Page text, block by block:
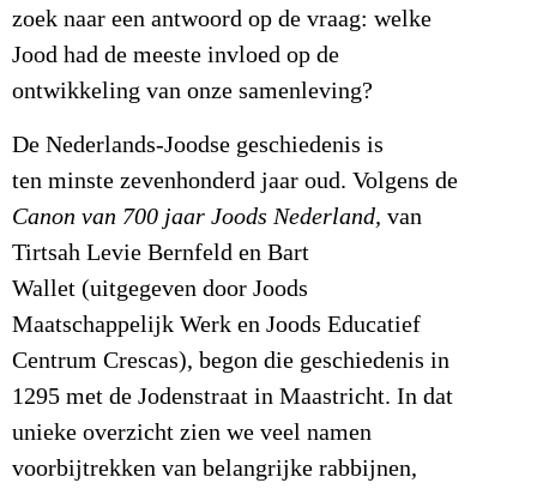
zoek naar een antwoord op de vraag: welke
Jood had de meeste invloed op de
ontwikkeling van onze samenleving?
De Nederlands-Joodse geschiedenis is
ten minste zevenhonderd jaar oud. Volgens de
Canon van 700 jaar Joods Nederland, van
Tirtsah Levie Bernfeld en Bart
Wallet (uitgegeven door Joods
Maatschappelijk Werk en Joods Educatief
Centrum Crescas), begon die geschiedenis in
1295 met de Jodenstraat in Maastricht. In dat
unieke overzicht zien we veel namen
voorbijtrekken van belangrijke rabbijnen,